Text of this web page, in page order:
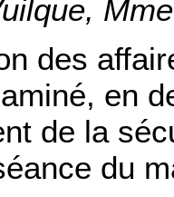
des
en
de la
du